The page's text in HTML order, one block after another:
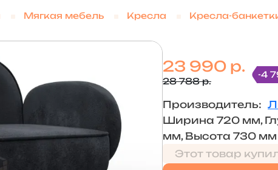
Мягкая мебель Кресла Кресла-
23 990 р.
28 788 р.
-4
Производитель:
Ширина 720 мм,
мм, Высота 730 мм
Этот товар